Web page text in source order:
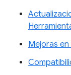
Mejoras